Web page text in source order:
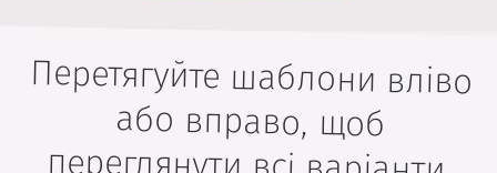
Перетягуйте шаблони вліво
або вправо, щоб
переглянути всі варіанти,
або користуйтеся стрілками
на клавіатурі, щоб вибрати